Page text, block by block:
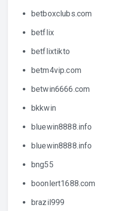
betboxclubs.com
betflix
betflixtikto
betm4vip.com
betwin6666.com
bkkwin
bluewin8888.info
bluewin8888.info
bng55
boonlert1688.com
brazil999